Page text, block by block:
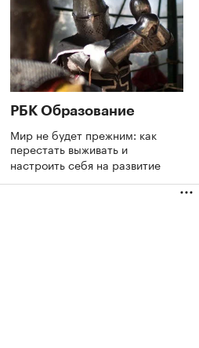
РБК Образование
Мир не будет прежним: как
перестать выживать и
настроить себя на развитие